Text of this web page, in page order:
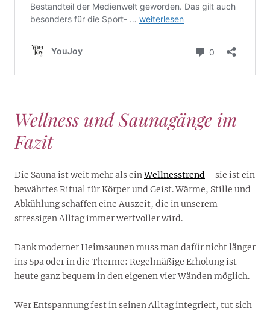
Wellness und Saunagänge im
Fazit
Die Sauna ist weit mehr als einWellnesstrend – sie ist ein
bewährtes Ritual für Körper und Geist. Wärme, Stille und
Abkühlung schaffen eine Auszeit, die in unserem
stressigen Alltag immer wertvoller wird.
Dank moderner Heimsaunen muss man dafür nicht länger
ins Spa oder in die Therme: Regelmäßige Erholung ist
heute ganz bequem in den eigenen vier Wänden möglich.
Wer Entspannung fest in seinen Alltag integriert, tut sich